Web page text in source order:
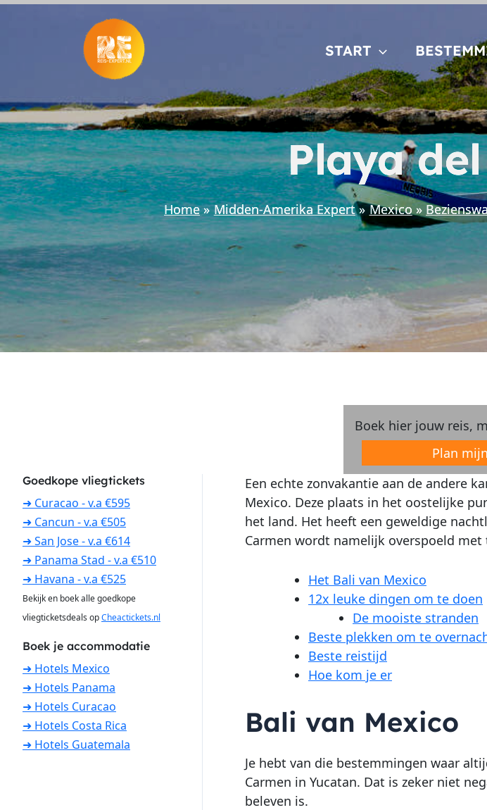
Ga
START
Playa
Home Midden-Amerika Expert Mexico
Boek hier jouw reis,
Plan
Goedkope vliegtickets
➜ Curacao - v.a €595
➜ Cancun - v.a €505
➜ San Jose - v.a €614
➜ Panama Stad - v.a €510
➜ Havana - v.a €525
Bekijk en boek alle goedkope
vliegticketsdeals opCheactickets.nl
Boek je accommodatie
➜ Hotels Mexico
➜ Hotels Panama
➜ Hotels Curacao
➜ Hotels Costa Rica
➜ Hotels Guatemala
Een echte zonvakantie aan de andere
Mexico. Deze plaats in het oostelijke
het land. Het heeft een geweldige
Carmen wordt namelijk overspoeld
Het Bali van Mexico
12x leuke dingen om te doen
De mooiste stranden
Beste plekken om te
Beste reistijd
Hoe kom je er
Bali van Mexico
Je hebt van die bestemmingen waar
Carmen in Yucatan. Dat is zeker niet
beleven is.